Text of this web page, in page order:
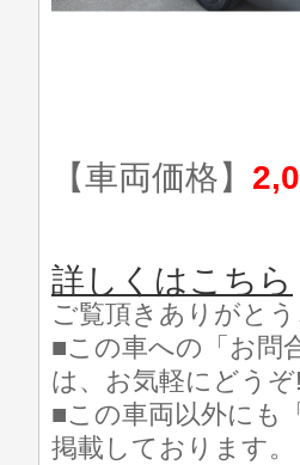
【車両価格】
詳しくはこちら
ご覧頂きありがとう
■この車への「お問
は、お気軽にどうぞ!
■この車両以外にも
掲載しております。